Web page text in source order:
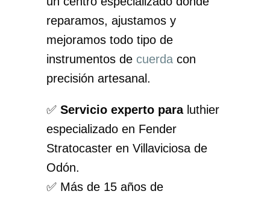
reparamos, ajustamos y
mejoramos todo tipo de
instrumentos de cuerdacon
precisión artesanal.
✅ Servicio experto paraluthier
especializado en Fender
Stratocaster en Villaviciosa de
Odón.
✅ Más de 15 años de